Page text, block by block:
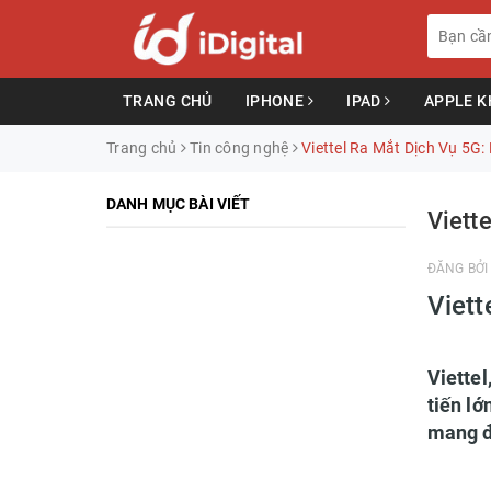
TRANG CHỦ IPHONE IPAD APPLE
Trang chủ Tin công nghệ Viettel Ra Mắt Dịch Vụ
ĐĂNG BỞI
tiến
mang
DANH MỤC BÀI VIẾT